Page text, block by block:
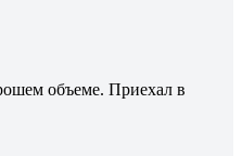
объеме. Приехал в